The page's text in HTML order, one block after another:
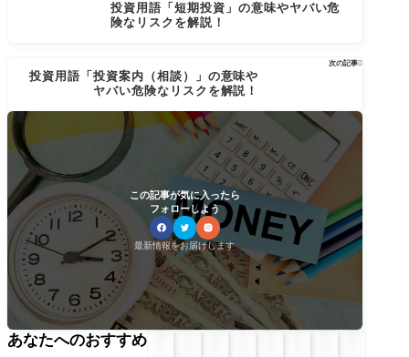
投資用語「短期投資」の意味やヤバい危
険なリスクを解説！
次の記事
投資用語「投資案内（相談）」の意味や
ヤバい危険なリスクを解説！
この記事が気に入ったら
フォローしよう
最新情報をお届けします
あなたへのおすすめ